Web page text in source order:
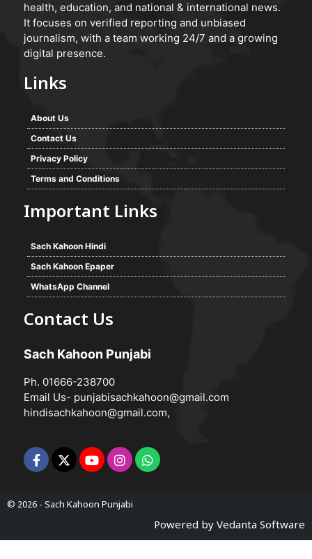
health, education, and national & international news.
It focuses on verified reporting and unbiased
journalism, with a team working 24/7 and a growing
digital presence.
Links
About Us
Contact Us
Privacy Policy
Terms and Conditions
Important Links
Sach Kahoon Hindi
Sach Kahoon Epaper
WhatsApp Channel
Contact Us
Sach Kahoon Punjabi
Ph. 01666-238700
Email Us- punjabisachkahoon@gmail.com
hindisachkahoon@gmail.com,
© 2026 - Sach Kahoon Punjabi
Powered by Vedanta Software